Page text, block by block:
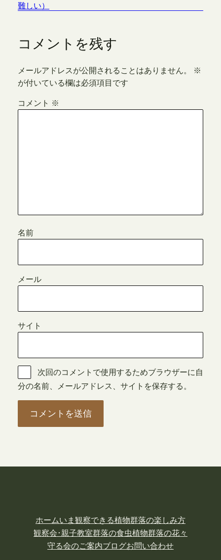
コメントを残す
メールアドレスが公開されることはありません。
※
が付いている欄は必須項目です
コメント ※
名前
メール
サイト
次回のコメントで使用するためブラウザーに自
分の名前、メールアドレス、サイトを保存する。
ホームいま観察できる植物群落の楽しみ方
観察会･親子教室群落の食虫植物群落の花々
守る会のご案内ブログお問い合わせ